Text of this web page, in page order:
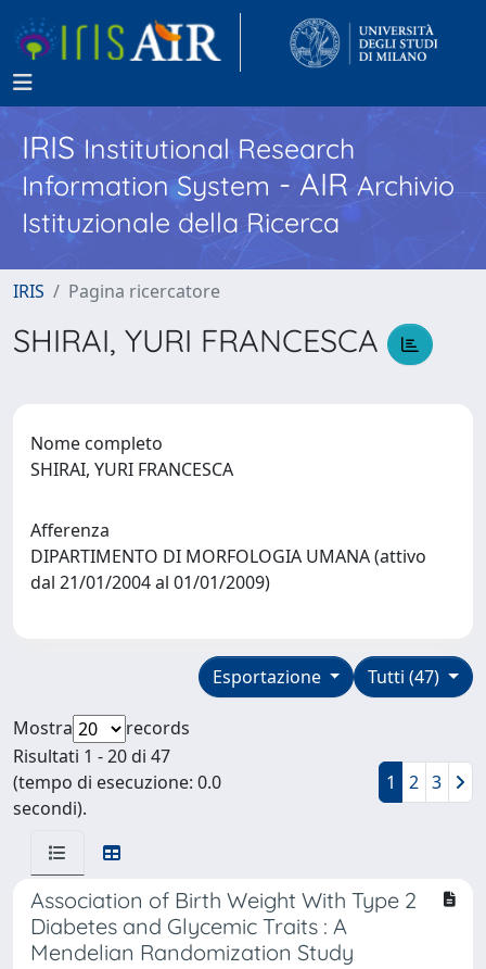
IRISInstitutional Research
Information System - AIR Archivio
Istituzionale della Ricerca
IRIS Pagina ricercatore
SHIRAI, YURI FRANCESCA
Nome completo
SHIRAI, YURI FRANCESCA
Afferenza
DIPARTIMENTO DI MORFOLOGIA UMANA (attivo
dal 21/01/2004 al 01/01/2009)
Tutti (47)
Esportazione
Mostra
records
Risultati 1 - 20 di 47
(tempo di esecuzione: 0.0
secondi).
1 2 3
Association of Birth Weight With Type 2
Diabetes and Glycemic Traits : A
Mendelian Randomization Study